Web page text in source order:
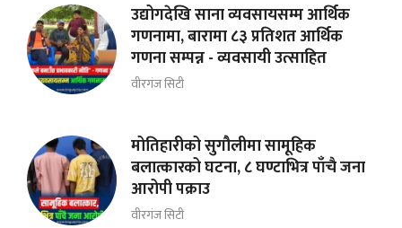
उद्योगदेखि साना व्यवसायसम्म आर्थिक
गणनामा, बारामा ८३ प्रतिशत आर्थिक
गणना सम्पन्न - व्यवसायी उत्साहित
वीरगंज सिटी
मोतिहारीको सुगौलीमा सामूहिक
बलात्कारको घटना, ८ घण्टाभित्र पाँचै जना
आरोपी पक्राउ
वीरगंज सिटी